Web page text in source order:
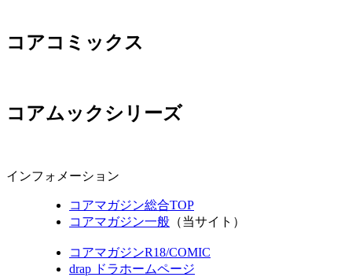
コアコミックス
コアムックシリーズ
インフォメーション
コアマガジン総合TOP
コアマガジン一般 （当サイト）
コアマガジンR18/COMIC
drap ドラホームページ